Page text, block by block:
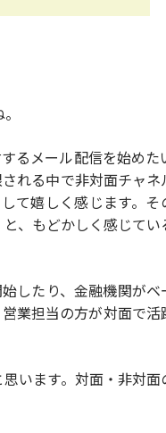
るメール配信を始めた
れる中で非対面チャネ
て嬉しく感じます。そ
、もどかしく感じてい
したり、金融機関がベ
業担当の方が対面で活
います。対面・非対面